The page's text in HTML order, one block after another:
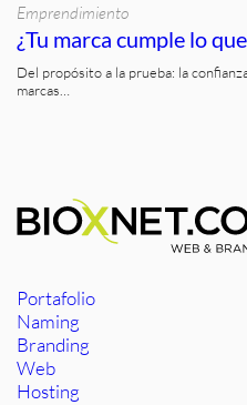
Emprendimiento
¿Tu marca cumple lo
Del propósito a la prueba: la
marcas…
Portafolio
Naming
Branding
Web
Hosting